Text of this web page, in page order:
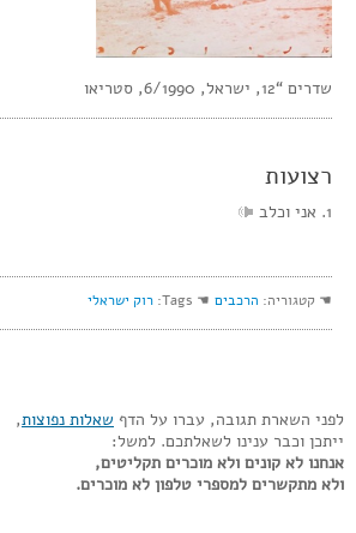
שדרים “12, ישראל, 6/1990, סטריאו
רצועות
1. אני וכלב
☚ קטגוריה: הרכבים ☚ Tags: רוק ישראלי
לפני השארת תגובה, עברו על הדף שאלות נפוצות,
ייתכן וכבר ענינו לשאלתכם. למשל:
אנחנו לא קונים ולא מוכרים תקליטים,
ולא מתקשרים למספרי טלפון לא מוכרים.